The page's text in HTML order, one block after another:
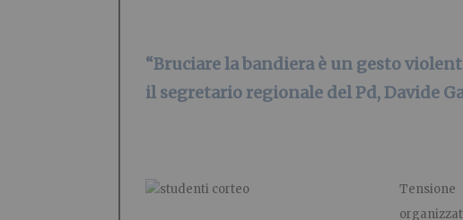
“Bruciare la bandiera è un gesto
il segretario regionale del Pd, Davide